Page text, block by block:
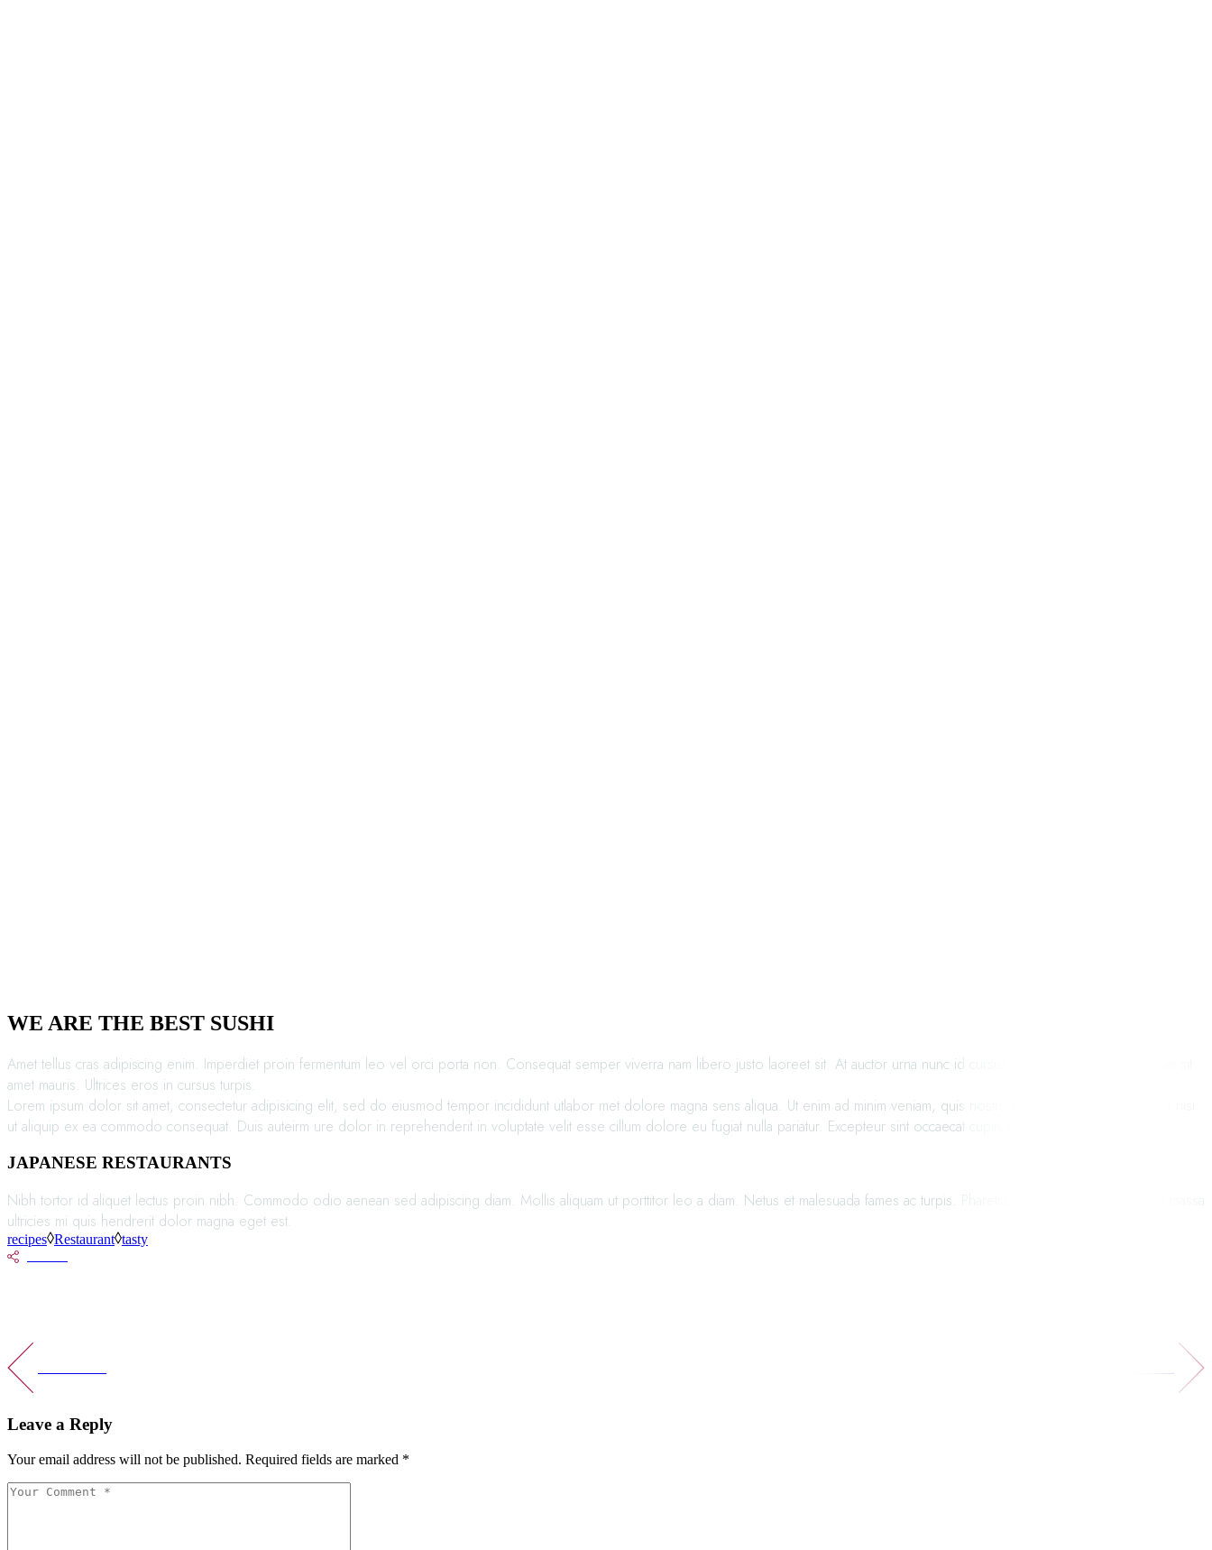
WE ARE THE BEST SUSHI
Amet tellus cras adipiscing enim. Imperdiet proin fermentum leo vel orci porta non. Consequat semper viverra nam libero justo laoreet sit. At auctor urna nunc id cursus. Auctor elit sed vulputate mi sit
amet mauris. Ultrices eros in cursus turpis.
Lorem ipsum dolor sit amet, consectetur adipisicing elit, sed do eiusmod tempor incididunt utlabor met dolore magna sens aliqua. Ut enim ad minim veniam, quis nostrud exercitation ullamco labori nisi
ut aliquip ex ea commodo consequat. Duis auteirm ure dolor in reprehenderit in voluptate velit esse cillum dolore eu fugiat nulla pariatur. Excepteur sint occaecat cupin datat non proident tusun.
JAPANESE RESTAURANTS
Nibh tortor id aliquet lectus proin nibh. Commodo odio aenean sed adipiscing diam. Mollis aliquam ut porttitor leo a diam. Netus et malesuada fames ac turpis. Pharetra sit amet aliquam id. Massa massa
ultricies mi quis hendrerit dolor magna eget est.
recipes Restaurant tasty
Leave a Reply
Your email address will not be published. Required fields are marked *